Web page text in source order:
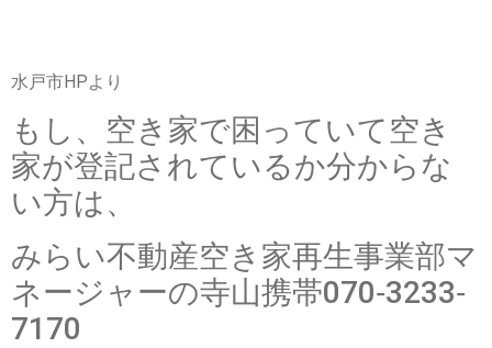
水戸市HPより
もし、空き家で困っていて空き
家が登記されているか分からな
い方は、
みらい不動産空き家再生事業部マ
ネージャーの寺山携帯070‐3233‐
7170